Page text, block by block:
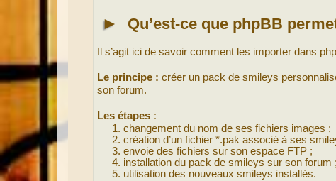
► Qu’est-ce que phpBB
Il s’agit ici de savoir comment les importer dans
Le principe : créer un pack de smileys
son forum.
Les étapes :
changement du nom de ses fichiers images ;
création d’un fichier *.pak associé à ses
envoie des fichiers sur son espace FTP ;
installation du pack de smileys sur son forum ;
utilisation des nouveaux smileys installés.